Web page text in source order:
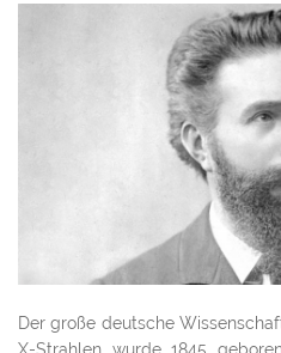
Der große deutsche
X-Strahlen wurde 1845